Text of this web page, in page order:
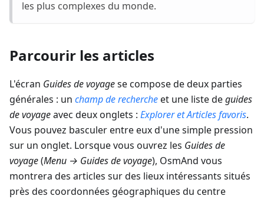
les plus complexes du monde.
Parcourir les articles
L'écran Guides de voyagese compose de deux parties
générales : un champ de rechercheet une liste deguides
de voyageavec deux onglets : ExploreretArticles favoris.
Vous pouvez basculer entre eux d'une simple pression
sur un onglet. Lorsque vous ouvrez les Guides de
voyage(Menu → Guides de voyage), OsmAnd vous
montrera des articles sur des lieux intéressants situés
près des coordonnées géographiques du centre